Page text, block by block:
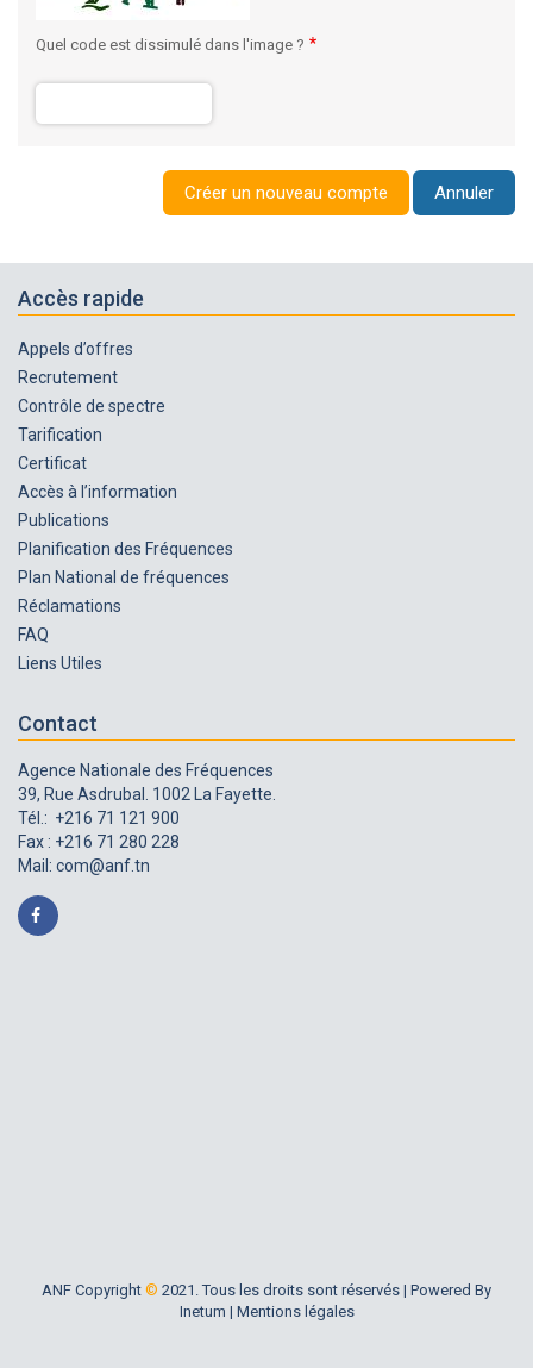
Quel code est dissimulé dans l'image ?
Accès rapide
Appels d’offres
Recrutement
Contrôle de spectre
Tarification
Certificat
Accès à l’information
Publications
Planification des Fréquences
Plan National de fréquences
Réclamations
FAQ
Liens Utiles
Contact
Agence Nationale des Fréquences
39, Rue Asdrubal. 1002 La Fayette.
Tél.: +216 71 121 900
Fax : +216 71 280 228
Mail: com@anf.tn
ANF Copyright © 2021. Tous les droits sont réservés | Powered By
Inetum | Mentions légales